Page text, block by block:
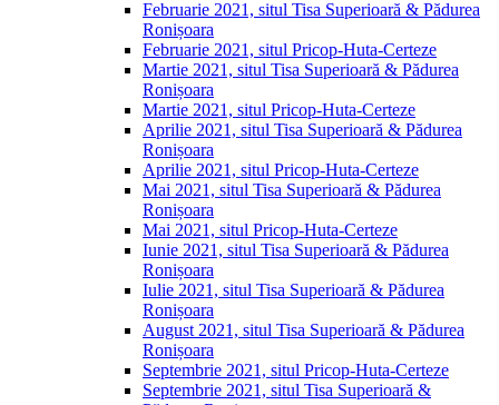
Februarie 2021, situl Tisa Superioară & Pădurea
Ronișoara
Februarie 2021, situl Pricop-Huta-Certeze
Martie 2021, situl Tisa Superioară & Pădurea
Ronișoara
Martie 2021, situl Pricop-Huta-Certeze
Aprilie 2021, situl Tisa Superioară & Pădurea
Ronișoara
Aprilie 2021, situl Pricop-Huta-Certeze
Mai 2021, situl Tisa Superioară & Pădurea
Ronișoara
Mai 2021, situl Pricop-Huta-Certeze
Iunie 2021, situl Tisa Superioară & Pădurea
Ronișoara
Iulie 2021, situl Tisa Superioară & Pădurea
Ronișoara
August 2021, situl Tisa Superioară & Pădurea
Ronișoara
Septembrie 2021, situl Pricop-Huta-Certeze
Septembrie 2021, situl Tisa Superioară &